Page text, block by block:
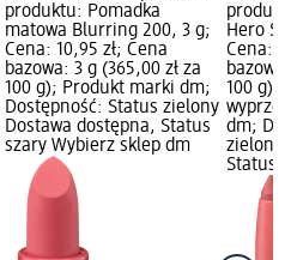
produktu: Pomadka
matowa Blurring 200, 3 g;
Cena: 10,95 zł; Cena
bazowa: 3 g (365,00 zł za
100 g); Produkt marki dm;
Dostępność: Status zielony
Dostawa dostępna, Status
szary Wybierz sklep dm
Hero
Cena:
bazowa:
100 g);
dm;
zielony
Status